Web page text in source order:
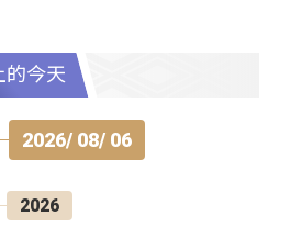
的今天
2026/ 08/ 06
2026